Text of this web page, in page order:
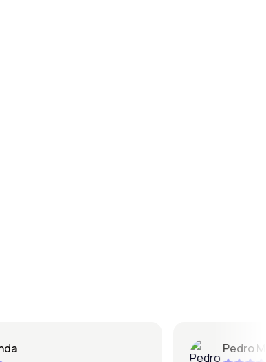
Pedro